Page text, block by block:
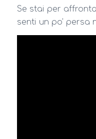
Se stai per
senti un po’ persa